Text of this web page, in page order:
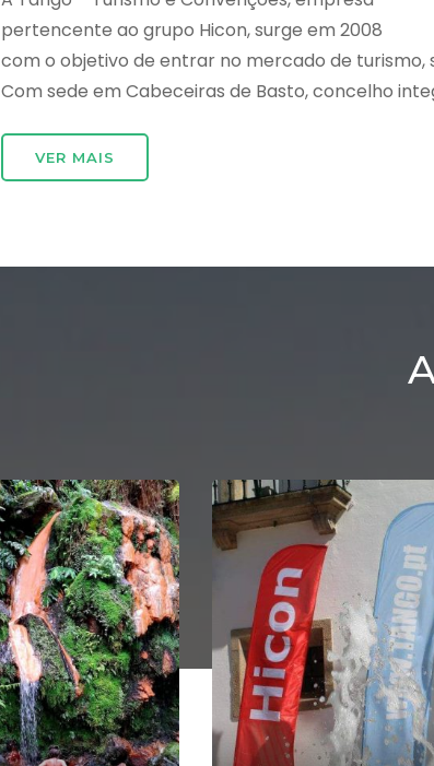
pertencente ao grupo Hicon, surge em 2008
com o objetivo de entrar no mercado de
Com sede em Cabeceiras de Basto, concelho
VER MAIS